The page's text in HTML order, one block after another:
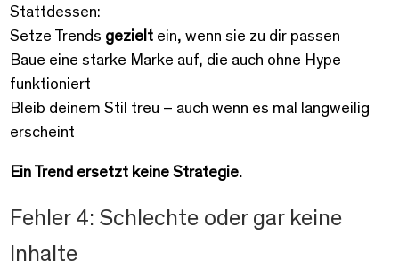
Stattdessen:
Setze Trends gezielt ein, wenn sie zu dir passen
Baue eine starke Marke auf, die auch ohne Hype
funktioniert
Bleib deinem Stil treu – auch wenn es mal langweilig
erscheint
Ein Trend ersetzt keine Strategie.
Fehler 4: Schlechte oder gar keine
Inhalte